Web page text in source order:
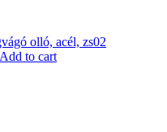
olló, acél, zs02
Add to cart